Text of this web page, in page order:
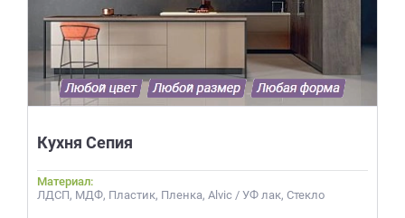
Кухня Сепия
Материал:
ЛДСП, МДФ, Пластик, Пленка, Alvic / УФ лак, Стекло